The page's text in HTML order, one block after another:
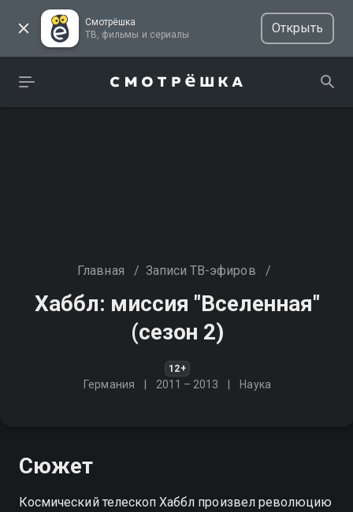
Смотрёшка
ТВ, фильмы и сериалы
Открыть
Главная / Записи ТВ-эфиров /
Хаббл: миссия "Вселенная"
(сезон 2)
12+
Германия 2011 – 2013 Наука
Сюжет
Космический телескоп Хаббл произвел революцию